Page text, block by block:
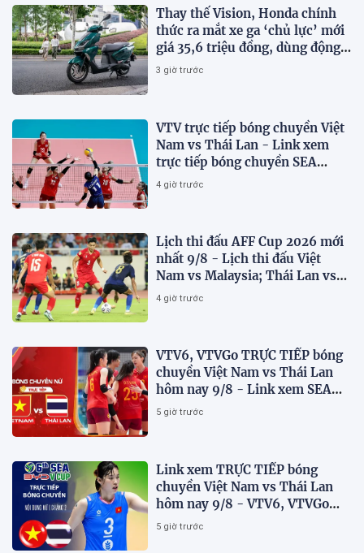
Thay thế Vision, Honda chính
thức ra mắt xe ga ‘chủ lực’ mới
giá 35,6 triệu đồng, dùng động
cơ 125cc ngang SH Mode
3 giờ trước
VTV trực tiếp bóng chuyền Việt
Nam vs Thái Lan - Link xem
trực tiếp bóng chuyền SEA
V.Cup 2026 hôm nay 9/8
4 giờ trước
Lịch thi đấu AFF Cup 2026 mới
nhất 9/8 - Lịch thi đấu Việt
Nam vs Malaysia; Thái Lan vs
Singapore
4 giờ trước
VTV6, VTVGo TRỰC TIẾP bóng
chuyền Việt Nam vs Thái Lan
hôm nay 9/8 - Link xem SEA
V.Cup 2026 mới nhất
5 giờ trước
Link xem TRỰC TIẾP bóng
chuyền Việt Nam vs Thái Lan
hôm nay 9/8 - VTV6, VTVGo
trực tiếp SEA V.Cup 2026 mới
5 giờ trước